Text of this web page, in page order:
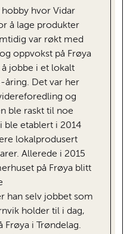
hvor Vidar
å lage produkter
var røkt med
oppvokst på Frøya
jobbe i et lokalt
åring. Det var her
og
ble raskt til noe
ble etablert i 2014
lokalprodusert
Allerede i 2015
på Frøya blitt
han selv jobbet som
holder til i dag,
Frøya i Trøndelag.